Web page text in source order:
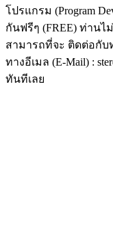
โปรแกรม (Program
กันฟรีๆ (FREE) ท่านไ
สามารถที่จะ ติดต่อกั
ทางอีเมล (E-Mail) :
ทันทีเลย